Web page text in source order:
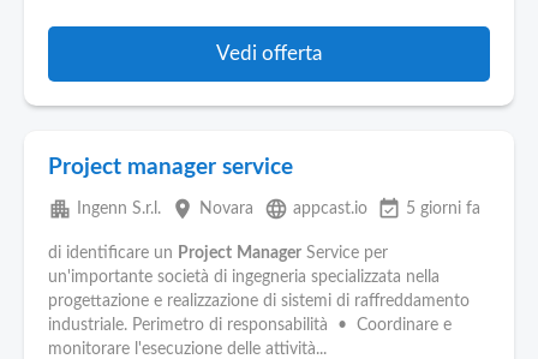
Vedi offerta
Project manager service
apartment Ingenn S.r.l. place Novara language appcast.io event_available 5 giorni fa
di identificare un Project Manager Service per
un'importante società di ingegneria specializzata nella
progettazione e realizzazione di sistemi di raffreddamento
industriale. Perimetro di responsabilità • Coordinare e
monitorare l'esecuzione delle attività...